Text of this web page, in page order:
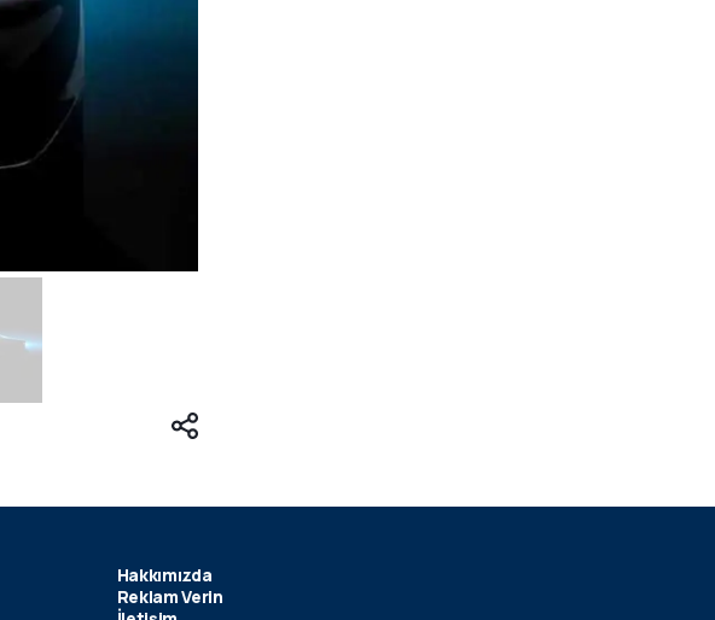
Hakkımızda
Reklam Verin